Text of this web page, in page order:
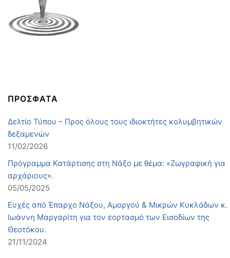
ΠΡΟΣΦΑΤΑ
Δελτίο Τύπου – Προς όλους τους ιδιοκτήτες κολυμβητικών
δεξαμενών
11/02/2026
Πρόγραμμα Κατάρτισης στη Νάξο με θέμα: «Ζωγραφική για
αρχάριους».
05/05/2025
Ευχές από Έπαρχο Νάξου, Αμοργού & Μικρών Κυκλάδων κ.
Ιωάννη Μαργαρίτη για τον εορτασμό των Εισοδίων της
Θεοτόκου.
21/11/2024